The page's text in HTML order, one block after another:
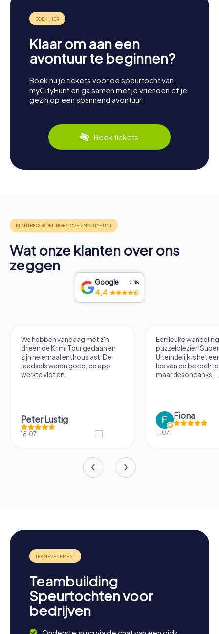
Klaar om aan een
avontuur te beginnen?
Boek nu je tickets voor de speurtocht van
myCityHunt en ga samen met je vrienden of je
gezin op een spannend avontuur!
Boek tickets
Wat onze klanten over ons
zeggen
Google 2.118
4,4
We hebben vandaag met z'n
drieën de Krimi Tour gedaan en
zijn helemaal enthousiast. De
raadsels waren goed, de app
werkte vlot en...
Peter Lustig
18.07.
Een leuke
puzzelplezier!
Uiteindelijk is het
los van de
maar desondanks...
Fiona
11.07.
Teambuilding
Speurtochten voor
bedrijven